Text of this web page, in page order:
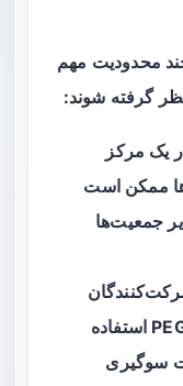
چند محدودیت مهم
نظر گرفته شوند:
یک مرکز
ممکن است
جمعیت‌ها
افرادی بودند که قبلاً از PEG-ASC استفاده
سوگیری